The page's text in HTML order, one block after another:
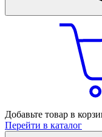
Добавьте товар в
Перейти в каталог